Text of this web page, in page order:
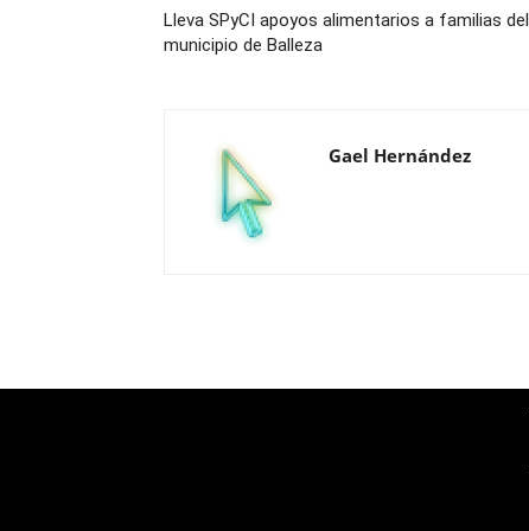
Lleva SPyCI apoyos alimentarios a familias del
municipio de Balleza
Gael Hernández